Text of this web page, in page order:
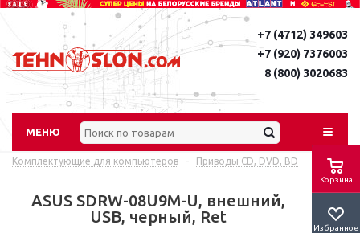
Корзина
Избранное
+7 (4712) 349603
+7 (920) 7376003
8 (800) 3020683
МЕНЮ
Комплектующие для компьютеров - Приводы CD, DVD, BD
ASUS SDRW-08U9M-U, внешний,
USB, черный, Ret